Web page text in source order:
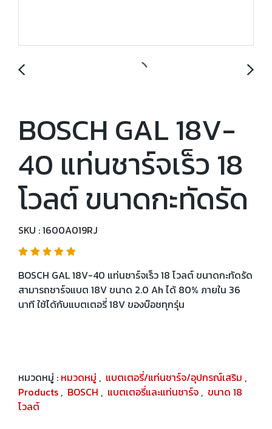
BOSCH GAL 18V-
40 แท่นชาร์จเร็ว 18
โวลต์ ขนาดกะทัดรัด
SKU : 1600A019RJ
BOSCH GAL 18V-40 แท่นชาร์จเร็ว 18 โวลต์ ขนาดกะทัดรัด
สามารถชาร์จแบต 18V ขนาด 2.0 Ah ได้ 80% ภายใน 36
นาที ใช้ได้กับแบตเตอรี่ 18V ของบ๊อชทุกรุ่น
หมวดหมู่ : หมวดหมู่ , แบตเตอรี่/แท่นชาร์จ/อุปกรณ์เสริม ,
Products , BOSCH , แบตเตอรี่และแท่นชาร์จ , ขนาด 18
โวลต์